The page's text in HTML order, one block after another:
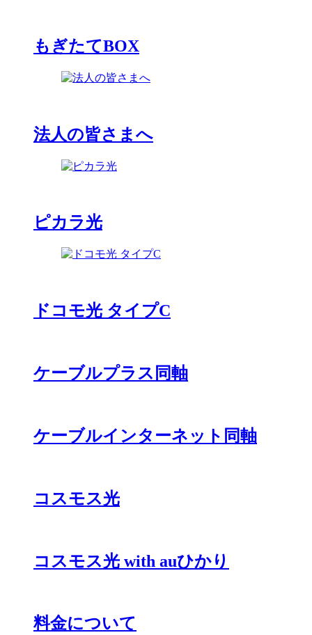
もぎたてBOX
法人の皆さまへ
ピカラ光
ドコモ光 タイプC
ケーブルプラス同軸
ケーブルインターネット同軸
コスモス光
コスモス光 with auひかり
料金について